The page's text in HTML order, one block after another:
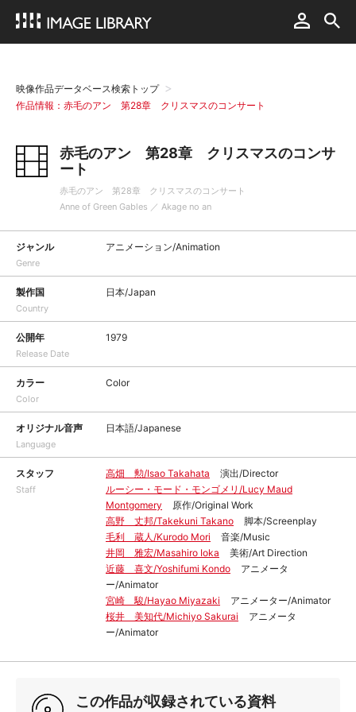
映像作品データベース検索トップ
作品情報：赤毛のアン 第28章 クリスマスのコンサート
赤毛のアン 第28章 クリスマスのコンサ
ート
赤毛のアン 第28章 クリスマスのコンサート
Anne of Green Gables ／ Akage no an
ジャンル
Genre
アニメーション/Animation
製作国
Country
日本/Japan
公開年
Release Date
1979
カラー
Color
Color
オリジナル音声
Language
日本語/Japanese
スタッフ
Staff
高畑 勲/Isao Takahata
演出/Director
ルーシー・モード・モンゴメリ/Lucy Maud
Montgomery
原作/Original Work
高野 丈邦/Takekuni Takano
脚本/Screenplay
毛利 蔵人/Kurodo Mori
音楽/Music
井岡 雅宏/Masahiro Ioka
美術/Art Direction
近藤 喜文/Yoshifumi Kondo
アニメータ
ー/Animator
宮崎 駿/Hayao Miyazaki
アニメーター/Animator
桜井 美知代/Michiyo Sakurai
アニメータ
ー/Animator
この作品が収録されている資料